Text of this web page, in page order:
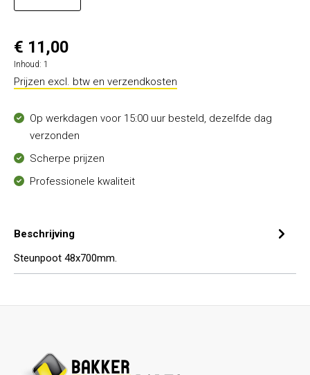
€ 11,00
Inhoud: 1
Prijzen excl. btw en verzendkosten
Op werkdagen voor 15:00 uur besteld, dezelfde dag
verzonden
Scherpe prijzen
Professionele kwaliteit
Beschrijving
Steunpoot 48x700mm.